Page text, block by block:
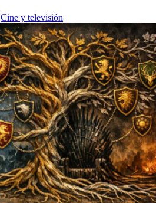
Cine y televisión